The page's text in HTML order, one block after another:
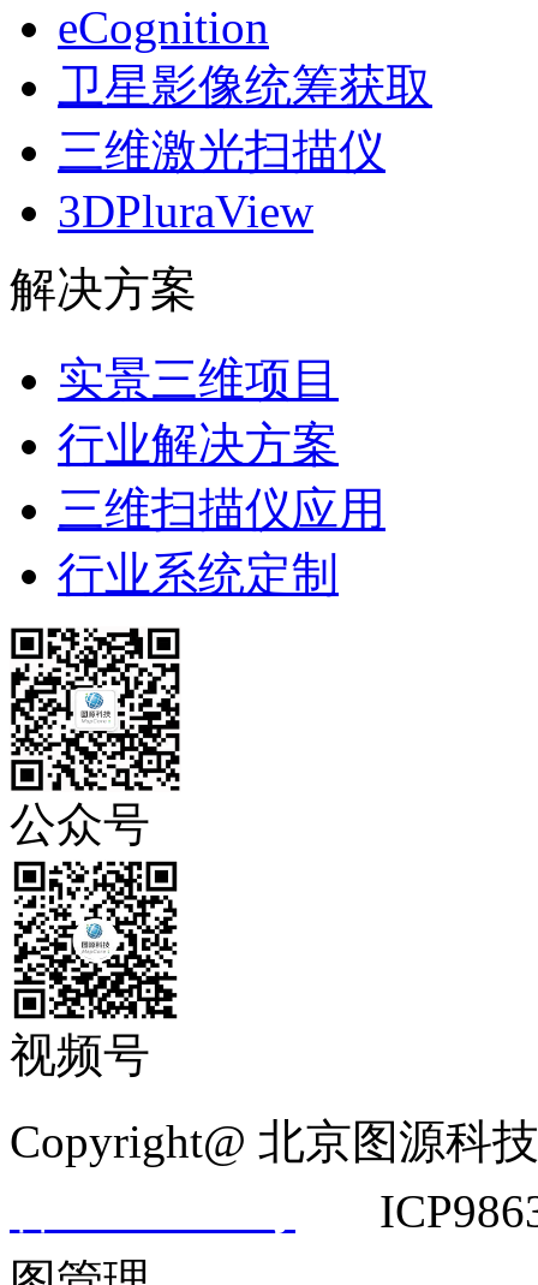
eCognition
卫星影像统筹获取
三维激光扫描仪
3DPluraView
解决方案
实景三维项目
行业解决方案
三维扫描仪应用
行业系统定制
公众号
视频号
Copyright@ 北京图源